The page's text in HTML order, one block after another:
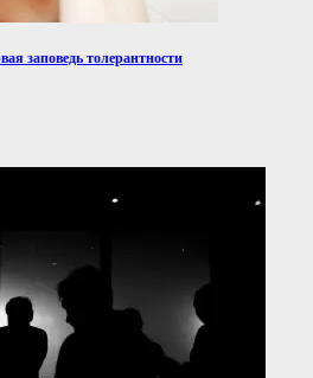
заповедь толерантности